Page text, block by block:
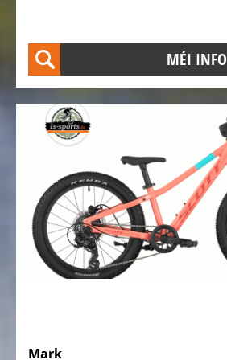
Hasebikes
Elektro
Transport
Bosch
eBike
Test
&
Service
MÉI INFO
Mark